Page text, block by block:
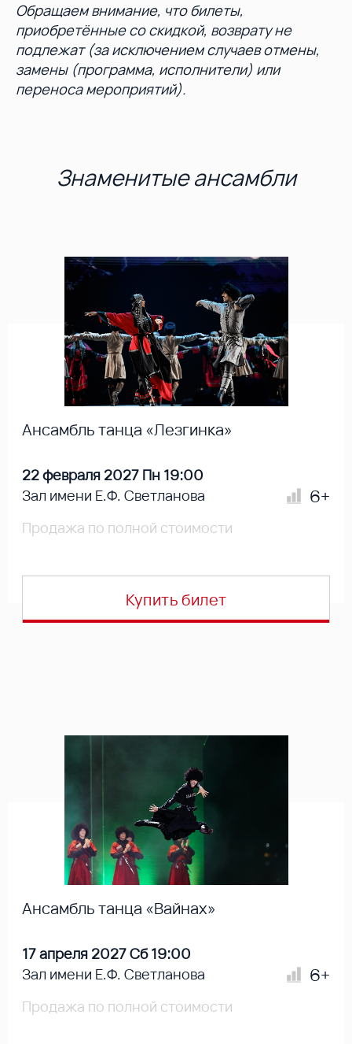
Обращаем внимание, что билеты,
приобретённые со скидкой, возврату не
подлежат (за исключением случаев отмены,
замены (программа, исполнители) или
переноса мероприятий).
Знаменитые ансамбли
Ансамбль танца «Лезгинка»
22 февраля 2027 Пн 19:00
Зал имени Е.Ф. Светланова
6+
Продажа по полной стоимости
Купить билет
Ансамбль танца «Вайнах»
17 апреля 2027 Сб 19:00
Зал имени Е.Ф. Светланова
6+
Продажа по полной стоимости